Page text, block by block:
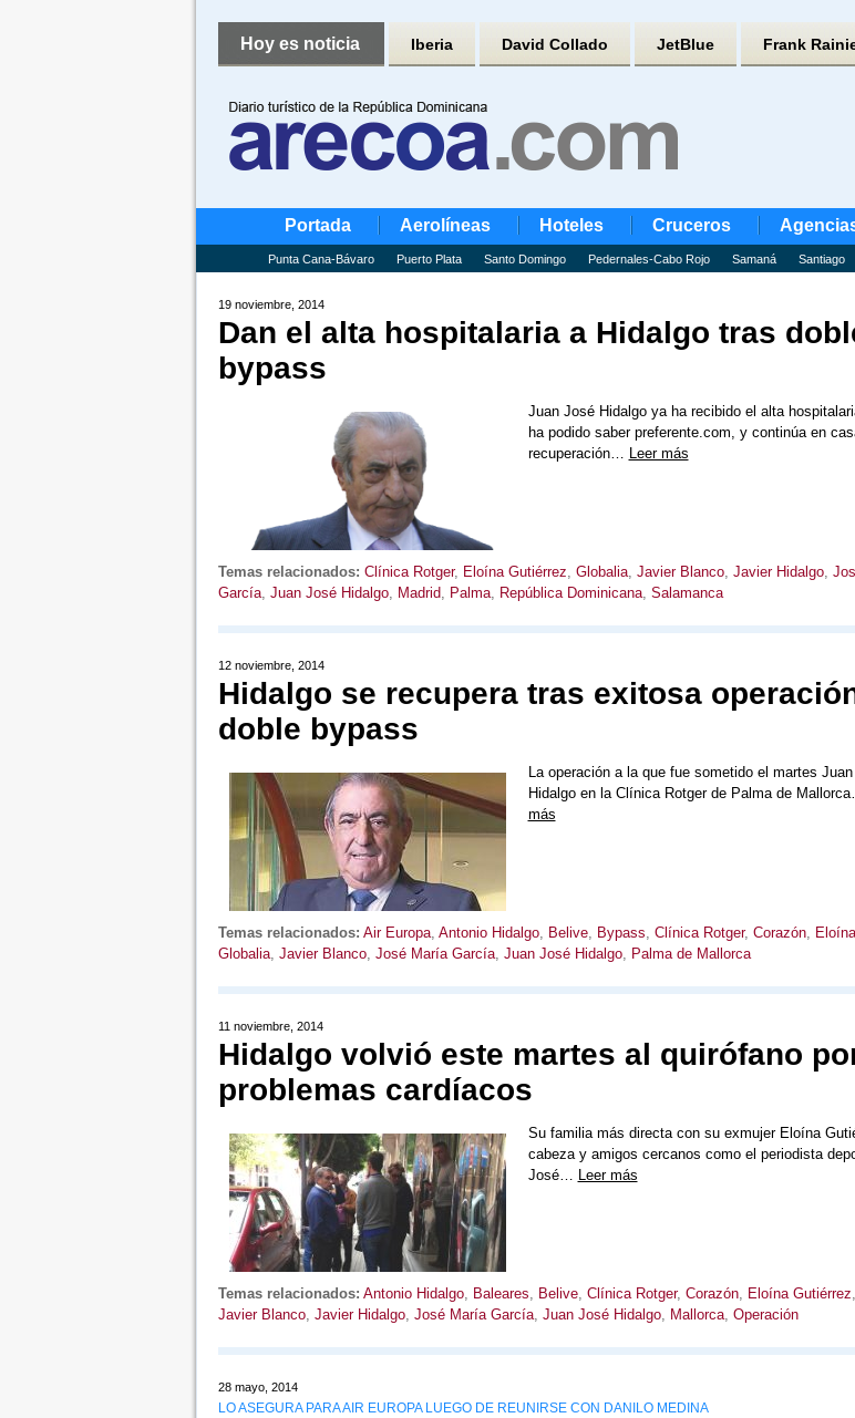
Hoy es noticia Iberia David Collado JetBlue Frank
Portada Aerolíneas Hoteles Cruceros
Punta Cana-Bávaro Puerto Plata Santo Domingo Pedernales-Cabo Rojo Samaná Santiago
19 noviembre, 2014
Dan el alta hospitalaria a Hidalgo tras
bypass
Juan José Hidalgo ya ha recibido el alta
ha podido saber preferente.com, y continúa en
recuperación… Leer más
Temas relacionados: Clínica Rotger, Eloína Gutiérrez, Globalia, Javier Blanco, Javier Hidalgo,
García, Juan José Hidalgo, Madrid, Palma, República Dominicana, Salamanca
12 noviembre, 2014
Hidalgo se recupera tras exitosa
doble bypass
La operación a la que fue sometido el martes
Hidalgo en la Clínica Rotger de Palma de
más
Temas relacionados: Air Europa, Antonio Hidalgo, Belive, Bypass, Clínica Rotger, Corazón,
Globalia, Javier Blanco, José María García, Juan José Hidalgo, Palma de Mallorca
11 noviembre, 2014
Hidalgo volvió este martes al quirófano
problemas cardíacos
Su familia más directa con su exmujer Eloína
cabeza y amigos cercanos como el periodista
José… Leer más
Temas relacionados: Antonio Hidalgo, Baleares, Belive, Clínica Rotger, Corazón, Eloína Gutiérrez,
Javier Blanco, Javier Hidalgo, José María García, Juan José Hidalgo, Mallorca, Operación
28 mayo, 2014
LO ASEGURA PARA AIR EUROPA LUEGO DE REUNIRSE CON DANILO MEDINA